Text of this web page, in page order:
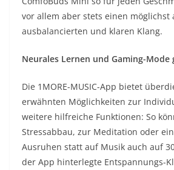
vor allem aber stets einen möglichst
ausbalancierten und klaren Klang.
Neurales Lernen und Gaming-Mode
Die 1MORE-MUSIC-App bietet
erwähnten Möglichkeiten zur
weitere hilfreiche Funktionen: So
Stressabbau, zur Meditation oder
Ausruhen statt auf Musik auch auf
der App hinterlegte Entspannungs-